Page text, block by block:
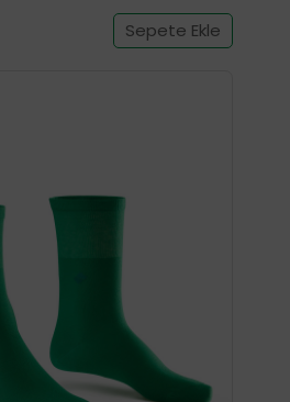
Sepete Ekle